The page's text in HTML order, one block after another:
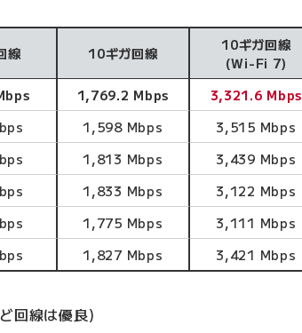
線 10ギガ回線
10ギガ回線
(Wi-Fi 7)
1,769.2 Mbps
3,321.6 Mbps
1,598 Mbps
3,515 Mbps
1,813 Mbps
3,439 Mbps
1,833 Mbps
3,122 Mbps
1,775 Mbps
3,111 Mbps
1,827 Mbps 3,421 Mbps
回線は優良)